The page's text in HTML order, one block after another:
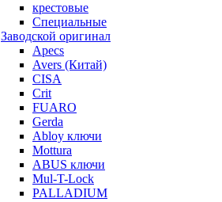
крестовые
Специальные
Заводской оригинал
Apecs
Avers (Китай)
CISA
Crit
FUARO
Gerda
Abloy ключи
Mottura
ABUS ключи
Mul-T-Lock
PALLADIUM